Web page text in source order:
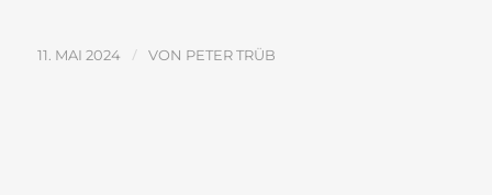
11. MAI 2024 / VON PETER TRÜB